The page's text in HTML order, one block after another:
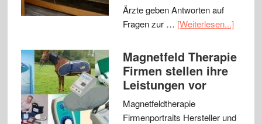
Ärzte geben Antworten auf
Fragen zur … [Weiterlesen...]
Magnetfeld Therapie
Firmen stellen ihre
Leistungen vor
Magnetfeldtherapie
Firmenportraits Hersteller und